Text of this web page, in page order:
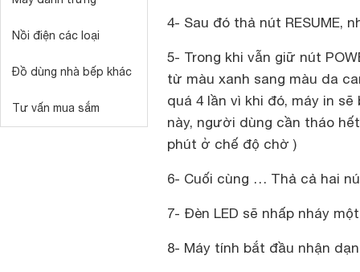
Nồi điện các loại
Đồ dùng nhà bếp khác
Tư vấn mua sắm
4- Sau đó thả nút RESUME,
5- Trong khi vẫn giữ nút
từ màu xanh sang màu da
quá 4 lần vì khi đó, máy in
này, người dùng cần tháo
phút ở chế độ chờ )
6- Cuối cùng … Thả cả hai
7- Đèn LED sẽ nhấp nháy
8- Máy tính bắt đầu nhận